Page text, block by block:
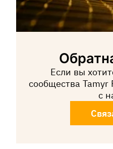
Если вы
сообщества Tamyr
с